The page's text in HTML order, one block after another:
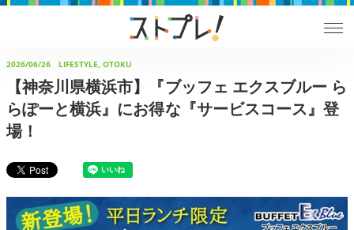
2026/06/26 LIFESTYLE, OTOKU
【神奈川県横浜市】『ブッフェ エクスブルー ら
らぽーと横浜』にお得な『サービスコース』登
場！